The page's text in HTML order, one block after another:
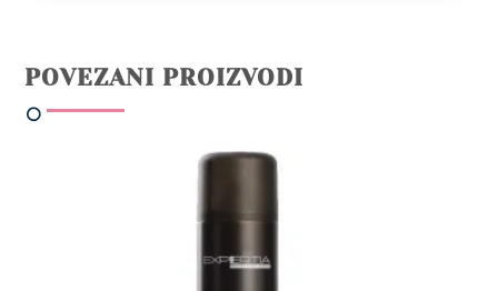
POVEZANI PROIZVODI